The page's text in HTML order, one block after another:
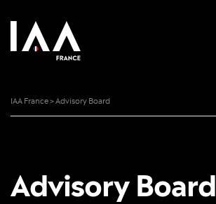
IAA France>Advisory Board
Advisory Board